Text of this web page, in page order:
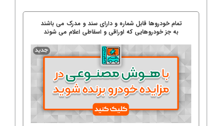
تمام خودروها قابل شماره و دارای سند و مدرک می باشند
به جز خودروهایی که اوراقی و اسقاطی اعلام می شوند